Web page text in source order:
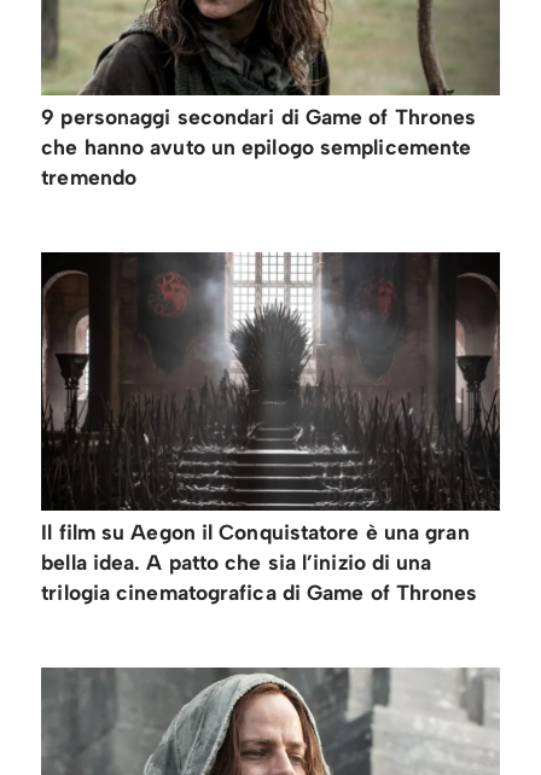
9 personaggi secondari di Game of Thrones
che hanno avuto un epilogo semplicemente
tremendo
Il film su Aegon il Conquistatore è una gran
bella idea. A patto che sia l’inizio di una
trilogia cinematografica di Game of Thrones